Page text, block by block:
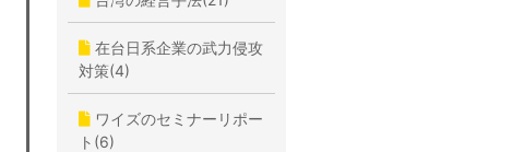
在台日系企業の武力侵攻
対策(4)
ワイズのセミナーリポー
ト(6)